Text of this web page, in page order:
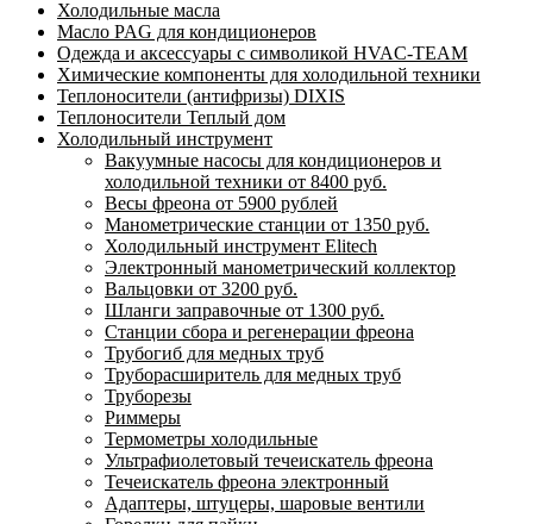
Холодильные масла
Масло PAG для кондиционеров
Одежда и аксессуары с символикой HVAC-TEAM
Химические компоненты для холодильной техники
Теплоносители (антифризы) DIXIS
Теплоносители Теплый дом
Холодильный инструмент
Вакуумные насосы для кондиционеров и
холодильной техники от 8400 руб.
Весы фреона от 5900 рублей
Манометрические станции от 1350 руб.
Холодильный инструмент Elitech
Электронный манометрический коллектор
Вальцовки от 3200 руб.
Шланги заправочные от 1300 руб.
Станции сбора и регенерации фреона
Трубогиб для медных труб
Труборасширитель для медных труб
Труборезы
Риммеры
Термометры холодильные
Ультрафиолетовый течеискатель фреона
Течеискатель фреона электронный
Адаптеры, штуцеры, шаровые вентили